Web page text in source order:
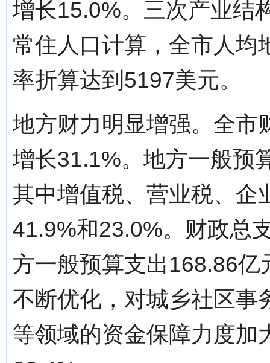
增长15.0%。三次产业结
常住人口计算，全市人均
率折算达到5197美元。
地方财力明显增强。全市
增长31.1%。地方一般预
其中增值税、营业税、企
41.9%和23.0%。财政总
方一般预算支出168.86
不断优化，对城乡社区事
等领域的资金保障力度加